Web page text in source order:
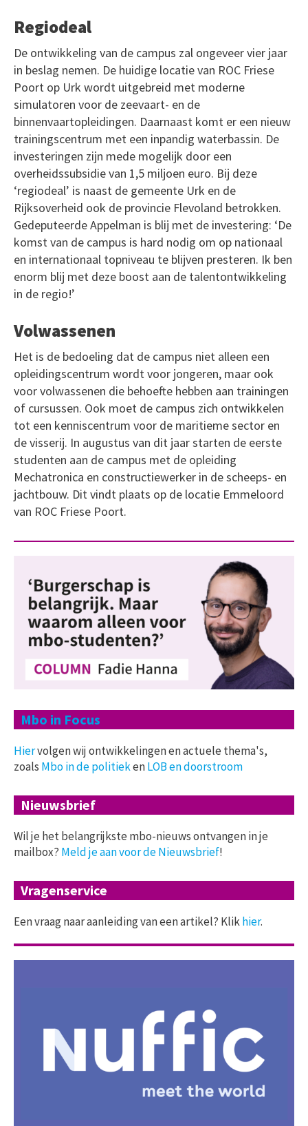
Regiodeal
De ontwikkeling van de campus zal ongeveer vier jaar
in beslag nemen. De huidige locatie van ROC Friese
Poort op Urk wordt uitgebreid met moderne
simulatoren voor de zeevaart- en de
binnenvaartopleidingen. Daarnaast komt er een nieuw
trainingscentrum met een inpandig waterbassin. De
investeringen zijn mede mogelijk door een
overheidssubsidie van 1,5 miljoen euro. Bij deze
‘regiodeal’ is naast de gemeente Urk en de
Rijksoverheid ook de provincie Flevoland betrokken.
Gedeputeerde Appelman is blij met de investering: ‘De
komst van de campus is hard nodig om op nationaal
en internationaal topniveau te blijven presteren. Ik ben
enorm blij met deze boost aan de talentontwikkeling
in de regio!’
Volwassenen
Het is de bedoeling dat de campus niet alleen een
opleidingscentrum wordt voor jongeren, maar ook
voor volwassenen die behoefte hebben aan trainingen
of cursussen. Ook moet de campus zich ontwikkelen
tot een kenniscentrum voor de maritieme sector en
de visserij. In augustus van dit jaar starten de eerste
studenten aan de campus met de opleiding
Mechatronica en constructiewerker in de scheeps- en
jachtbouw. Dit vindt plaats op de locatie Emmeloord
van ROC Friese Poort.
Mbo in Focus
Hiervolgen wij ontwikkelingen en actuele thema's,
zoals Mbo in de politiekenLOB en doorstroom
Nieuwsbrief
Wil je het belangrijkste mbo-nieuws ontvangen in je
mailbox? Meld je aan voor de Nieuwsbrief!
Vragenservice
Een vraag naar aanleiding van een artikel? Klikhier.